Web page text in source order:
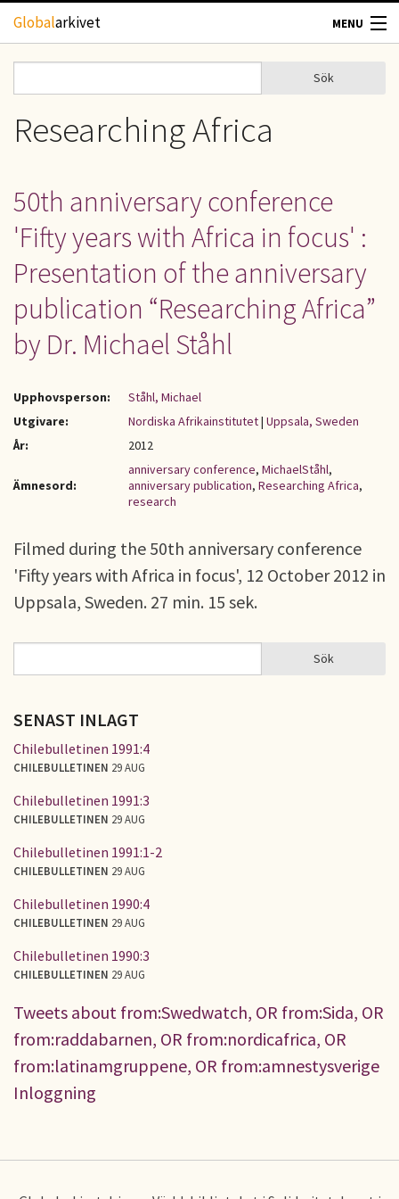
Hoppa till huvudinnehåll
Globalarkivet MENU
TIDSKRIFTER
UPPHOVSRÄTT
KONTAKT
Sökformulär
Sök
Researching Africa
50th anniversary conference
'Fifty years with Africa in focus' :
Presentation of the anniversary
publication “Researching Africa”
by Dr. Michael Ståhl
Upphovsperson:
Ståhl, Michael
Utgivare:
Nordiska Afrikainstitutet| Uppsala, Sweden
År:
2012
Ämnesord:
anniversary conference, MichaelStåhl,
anniversary publication, Researching Africa,
research
Filmed during the 50th anniversary conference
'Fifty years with Africa in focus', 12 October 2012 in
Uppsala, Sweden. 27 min. 15 sek.
SÖKFORMULÄR Sök
SENAST INLAGT
Chilebulletinen 1991:4
CHILEBULLETINEN 29 AUG
Chilebulletinen 1991:3
CHILEBULLETINEN 29 AUG
Chilebulletinen 1991:1-2
CHILEBULLETINEN 29 AUG
Chilebulletinen 1990:4
CHILEBULLETINEN 29 AUG
Chilebulletinen 1990:3
CHILEBULLETINEN 29 AUG
Tweets about from:Swedwatch, OR from:Sida, OR
from:raddabarnen, OR from:nordicafrica, OR
from:latinamgruppene, OR from:amnestysverige
Inloggning